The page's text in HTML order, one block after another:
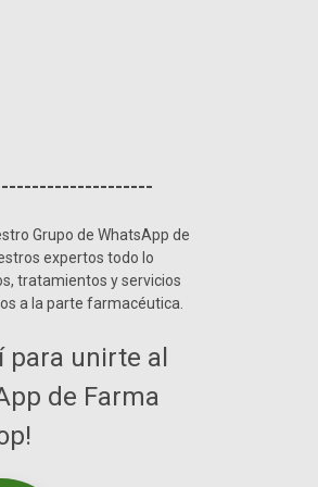
Grupo de WhatsApp de
expertos todo lo
tratamientos y servicios
a la parte farmacéutica.
para unirte al
de Farma